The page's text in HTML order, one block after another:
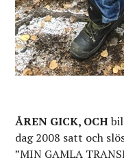
ÅREN GICK, OCH
dag 2008 satt och
”MIN GAMLA